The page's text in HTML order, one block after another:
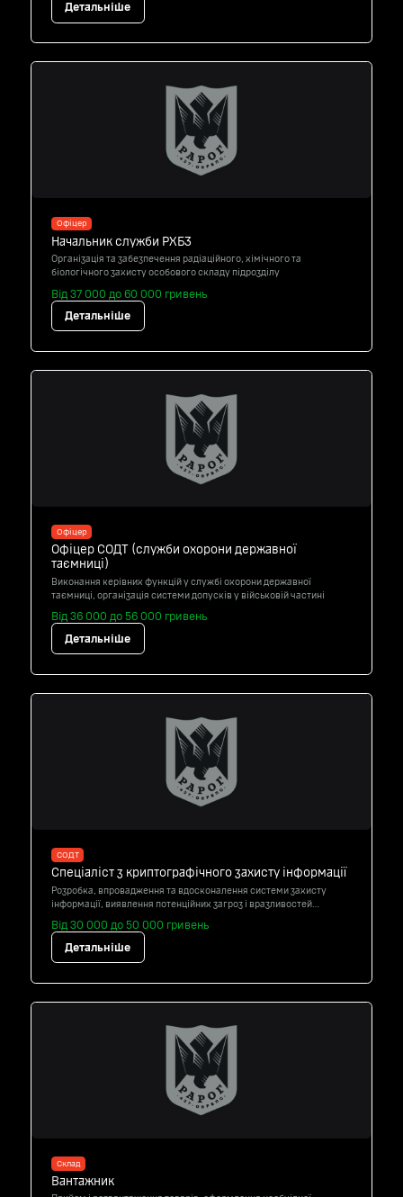
Детальніше
Офіцер
Начальник служби РХБЗ
Організація та забезпечення радіаційного, хімічного та
біологічного захисту особового складу підрозділу
Від 37 000 до 60 000 гривень
Детальніше
Офіцер
Офіцер СОДТ (служби охорони державної
таємниці)
Виконання керівних функцій у службі охорони державної
таємниці, організація системи допусків у військовій частині
Від 36 000 до 56 000 гривень
Детальніше
СОДТ
Спеціаліст з криптографічного захисту інформації
Розробка, впровадження та вдосконалення системи захисту
інформації, виявлення потенційних загроз і вразливостей
Від 30 000 до 50 000 гривень
Детальніше
Склад
Вантажник